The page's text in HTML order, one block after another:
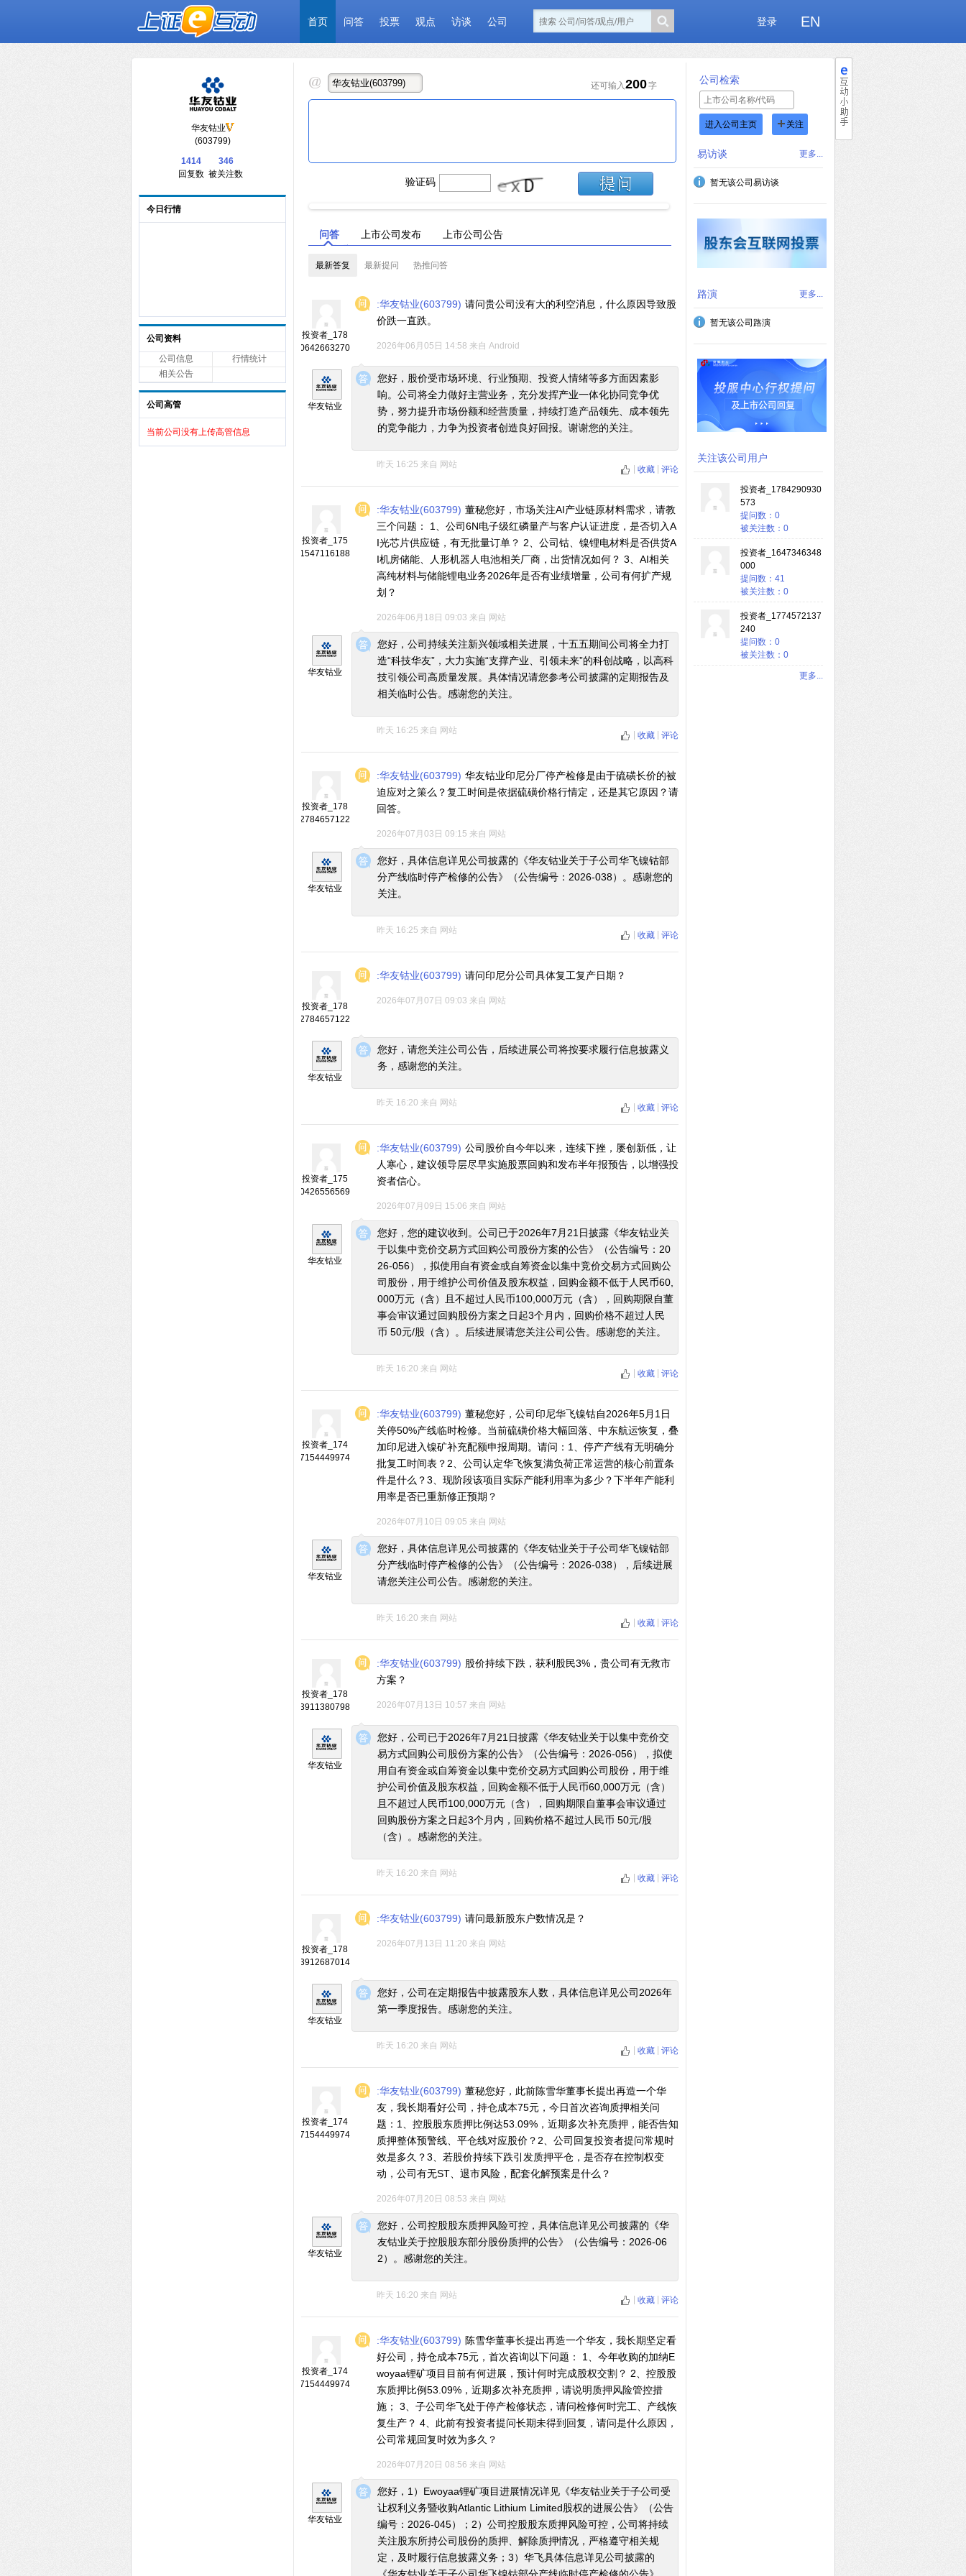
首页 问答 投票 观点 访谈 公司 登录 EN
华友钴业
(603799)
1414
回复数
346
被关注数
今日行情
公司资料
公司信息
行情统计
相关公告
公司高管
当前公司没有上传高管信息
还可输入200字
验证码
问答 上市公司发布 上市公司公告
最新答复 最新提问 热推问答
投资者_178
0642663270
:华友钴业(603799) 请问贵公司没有大的利空消息，什么原因导致股
价跌一直跌。
2026年06月05日 14:58 来自 Android
◆
◆
华友钴业
您好，股价受市场环境、行业预期、投资人情绪等多方面因素影
响。公司将全力做好主营业务，充分发挥产业一体化协同竞争优
势，努力提升市场份额和经营质量，持续打造产品领先、成本领先
的竞争能力，力争为投资者创造良好回报。谢谢您的关注。
收藏 评论
昨天 16:25 来自 网站
投资者_175
1547116188
:华友钴业(603799) 董秘您好，市场关注AI产业链原材料需求，请教
三个问题： 1、公司6N电子级红磷量产与客户认证进度，是否切入A
I光芯片供应链，有无批量订单？ 2、公司钴、镍锂电材料是否供货A
I机房储能、人形机器人电池相关厂商，出货情况如何？ 3、AI相关
高纯材料与储能锂电业务2026年是否有业绩增量，公司有何扩产规
划？
2026年06月18日 09:03 来自 网站
◆
◆
华友钴业
您好，公司持续关注新兴领域相关进展，十五五期间公司将全力打
造“科技华友”，大力实施“支撑产业、引领未来”的科创战略，以高科
技引领公司高质量发展。具体情况请您参考公司披露的定期报告及
相关临时公告。感谢您的关注。
收藏 评论
昨天 16:25 来自 网站
投资者_178
2784657122
:华友钴业(603799) 华友钴业印尼分厂停产检修是由于硫磺长价的被
迫应对之策么？复工时间是依据硫磺价格行情定，还是其它原因？请
回答。
2026年07月03日 09:15 来自 网站
◆
◆
华友钴业
您好，具体信息详见公司披露的《华友钴业关于子公司华飞镍钴部
分产线临时停产检修的公告》（公告编号：2026-038）。感谢您的
关注。
收藏 评论
昨天 16:25 来自 网站
投资者_178
2784657122
:华友钴业(603799) 请问印尼分公司具体复工复产日期？
2026年07月07日 09:03 来自 网站
◆
◆
华友钴业
您好，请您关注公司公告，后续进展公司将按要求履行信息披露义
务，感谢您的关注。
收藏 评论
昨天 16:20 来自 网站
投资者_175
0426556569
:华友钴业(603799) 公司股价自今年以来，连续下挫，屡创新低，让
人寒心，建议领导层尽早实施股票回购和发布半年报预告，以增强投
资者信心。
2026年07月09日 15:06 来自 网站
◆
◆
华友钴业
您好，您的建议收到。公司已于2026年7月21日披露《华友钴业关
于以集中竞价交易方式回购公司股份方案的公告》（公告编号：20
26-056），拟使用自有资金或自筹资金以集中竞价交易方式回购公
司股份，用于维护公司价值及股东权益，回购金额不低于人民币60,
000万元（含）且不超过人民币100,000万元（含），回购期限自董
事会审议通过回购股份方案之日起3个月内，回购价格不超过人民
币 50元/股（含）。后续进展请您关注公司公告。感谢您的关注。
收藏 评论
昨天 16:20 来自 网站
投资者_174
7154449974
:华友钴业(603799) 董秘您好，公司印尼华飞镍钴自2026年5月1日
关停50%产线临时检修。当前硫磺价格大幅回落、中东航运恢复，叠
加印尼进入镍矿补充配额申报周期。请问：1、停产产线有无明确分
批复工时间表？2、公司认定华飞恢复满负荷正常运营的核心前置条
件是什么？3、现阶段该项目实际产能利用率为多少？下半年产能利
用率是否已重新修正预期？
2026年07月10日 09:05 来自 网站
◆
◆
华友钴业
您好，具体信息详见公司披露的《华友钴业关于子公司华飞镍钴部
分产线临时停产检修的公告》（公告编号：2026-038），后续进展
请您关注公司公告。感谢您的关注。
收藏 评论
昨天 16:20 来自 网站
投资者_178
3911380798
:华友钴业(603799) 股价持续下跌，获利股民3%，贵公司有无救市
方案？
2026年07月13日 10:57 来自 网站
◆
◆
华友钴业
您好，公司已于2026年7月21日披露《华友钴业关于以集中竞价交
易方式回购公司股份方案的公告》（公告编号：2026-056），拟使
用自有资金或自筹资金以集中竞价交易方式回购公司股份，用于维
护公司价值及股东权益，回购金额不低于人民币60,000万元（含）
且不超过人民币100,000万元（含），回购期限自董事会审议通过
回购股份方案之日起3个月内，回购价格不超过人民币 50元/股
（含）。感谢您的关注。
收藏 评论
昨天 16:20 来自 网站
投资者_178
3912687014
:华友钴业(603799) 请问最新股东户数情况是？
2026年07月13日 11:20 来自 网站
◆
◆
华友钴业
您好，公司在定期报告中披露股东人数，具体信息详见公司2026年
第一季度报告。感谢您的关注。
收藏 评论
昨天 16:20 来自 网站
投资者_174
7154449974
:华友钴业(603799) 董秘您好，此前陈雪华董事长提出再造一个华
友，我长期看好公司，持仓成本75元，今日首次咨询质押相关问
题：1、控股股东质押比例达53.09%，近期多次补充质押，能否告知
质押整体预警线、平仓线对应股价？2、公司回复投资者提问常规时
效是多久？3、若股价持续下跌引发质押平仓，是否存在控制权变
动，公司有无ST、退市风险，配套化解预案是什么？
2026年07月20日 08:53 来自 网站
◆
◆
华友钴业
您好，公司控股股东质押风险可控，具体信息详见公司披露的《华
友钴业关于控股股东部分股份质押的公告》（公告编号：2026-06
2）。感谢您的关注。
收藏 评论
昨天 16:20 来自 网站
投资者_174
7154449974
:华友钴业(603799) 陈雪华董事长提出再造一个华友，我长期坚定看
好公司，持仓成本75元，首次咨询以下问题： 1、今年收购的加纳E
woyaa锂矿项目目前有何进展，预计何时完成股权交割？ 2、控股股
东质押比例53.09%，近期多次补充质押，请说明质押风险管控措
施； 3、子公司华飞处于停产检修状态，请问检修何时完工、产线恢
复生产？ 4、此前有投资者提问长期未得到回复，请问是什么原因，
公司常规回复时效为多久？
2026年07月20日 08:56 来自 网站
◆
◆
华友钴业
您好，1）Ewoyaa锂矿项目进展情况详见《华友钴业关于子公司受
让权利义务暨收购Atlantic Lithium Limited股权的进展公告》（公告
编号：2026-045）；2）公司控股股东质押风险可控，公司将持续
关注股东所持公司股份的质押、解除质押情况，严格遵守相关规
定，及时履行信息披露义务；3）华飞具体信息详见公司披露的
公司检索
进入公司主页 关注
易访谈 更多...
暂无该公司易访谈
路演 更多...
暂无该公司路演
关注该公司用户
投资者_1784290930
573
提问数：0
被关注数：0
投资者_1647346348
000
提问数：41
被关注数：0
投资者_1774572137
240
提问数：0
被关注数：0
更多...